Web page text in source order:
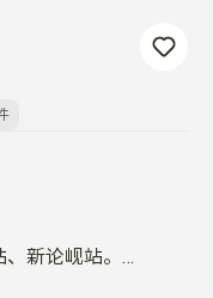
新论岘站。